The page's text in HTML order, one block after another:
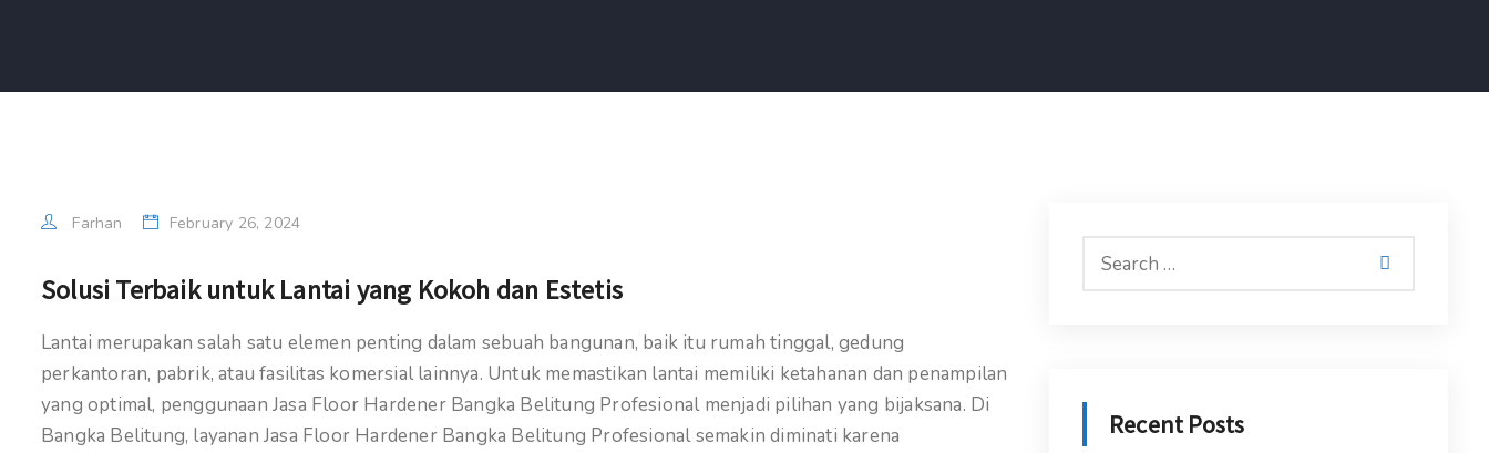
Farhan February 26, 2024
Solusi Terbaik untuk Lantai yang Kokoh dan Estetis
Lantai merupakan salah satu elemen penting dalam sebuah bangunan, baik itu rumah tinggal, gedung
perkantoran, pabrik, atau fasilitas komersial lainnya. Untuk memastikan lantai memiliki ketahanan dan penampilan
yang optimal, penggunaan Jasa Floor Hardener Bangka Belitung Profesional menjadi pilihan yang bijaksana. Di
Bangka Belitung, layanan Jasa Floor Hardener Bangka Belitung Profesional semakin diminati karena
Recent Posts